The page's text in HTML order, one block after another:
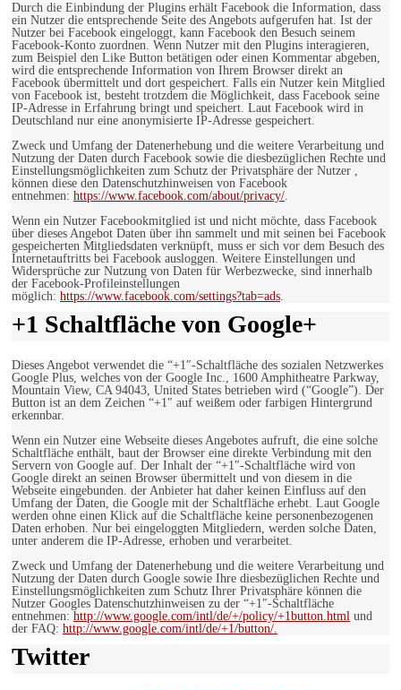
Durch die Einbindung der Plugins erhält Facebook die Information, dass
ein Nutzer die entsprechende Seite des Angebots aufgerufen hat. Ist der
Nutzer bei Facebook eingeloggt, kann Facebook den Besuch seinem
Facebook-Konto zuordnen. Wenn Nutzer mit den Plugins interagieren,
zum Beispiel den Like Button betätigen oder einen Kommentar abgeben,
wird die entsprechende Information von Ihrem Browser direkt an
Facebook übermittelt und dort gespeichert. Falls ein Nutzer kein Mitglied
von Facebook ist, besteht trotzdem die Möglichkeit, dass Facebook seine
IP-Adresse in Erfahrung bringt und speichert. Laut Facebook wird in
Deutschland nur eine anonymisierte IP-Adresse gespeichert.
Zweck und Umfang der Datenerhebung und die weitere Verarbeitung und
Nutzung der Daten durch Facebook sowie die diesbezüglichen Rechte und
Einstellungsmöglichkeiten zum Schutz der Privatsphäre der Nutzer ,
können diese den Datenschutzhinweisen von Facebook
entnehmen: https://www.facebook.com/about/privacy/.
Wenn ein Nutzer Facebookmitglied ist und nicht möchte, dass Facebook
über dieses Angebot Daten über ihn sammelt und mit seinen bei Facebook
gespeicherten Mitgliedsdaten verknüpft, muss er sich vor dem Besuch des
Internetauftritts bei Facebook ausloggen. Weitere Einstellungen und
Widersprüche zur Nutzung von Daten für Werbezwecke, sind innerhalb
der Facebook-Profileinstellungen
möglich: https://www.facebook.com/settings?tab=ads.
+1 Schaltfläche von Google+
Dieses Angebot verwendet die “+1″-Schaltfläche des sozialen Netzwerkes
Google Plus, welches von der Google Inc., 1600 Amphitheatre Parkway,
Mountain View, CA 94043, United States betrieben wird (“Google”). Der
Button ist an dem Zeichen “+1″ auf weißem oder farbigen Hintergrund
erkennbar.
Wenn ein Nutzer eine Webseite dieses Angebotes aufruft, die eine solche
Schaltfläche enthält, baut der Browser eine direkte Verbindung mit den
Servern von Google auf. Der Inhalt der “+1″-Schaltfläche wird von
Google direkt an seinen Browser übermittelt und von diesem in die
Webseite eingebunden. der Anbieter hat daher keinen Einfluss auf den
Umfang der Daten, die Google mit der Schaltfläche erhebt. Laut Google
werden ohne einen Klick auf die Schaltfläche keine personenbezogenen
Daten erhoben. Nur bei eingeloggten Mitgliedern, werden solche Daten,
unter anderem die IP-Adresse, erhoben und verarbeitet.
Zweck und Umfang der Datenerhebung und die weitere Verarbeitung und
Nutzung der Daten durch Google sowie Ihre diesbezüglichen Rechte und
Einstellungsmöglichkeiten zum Schutz Ihrer Privatsphäre können die
Nutzer Googles Datenschutzhinweisen zu der “+1″-Schaltfläche
entnehmen: http://www.google.com/intl/de/+/policy/+1button.html und
der FAQ: http://www.google.com/intl/de/+1/button/.
Twitter